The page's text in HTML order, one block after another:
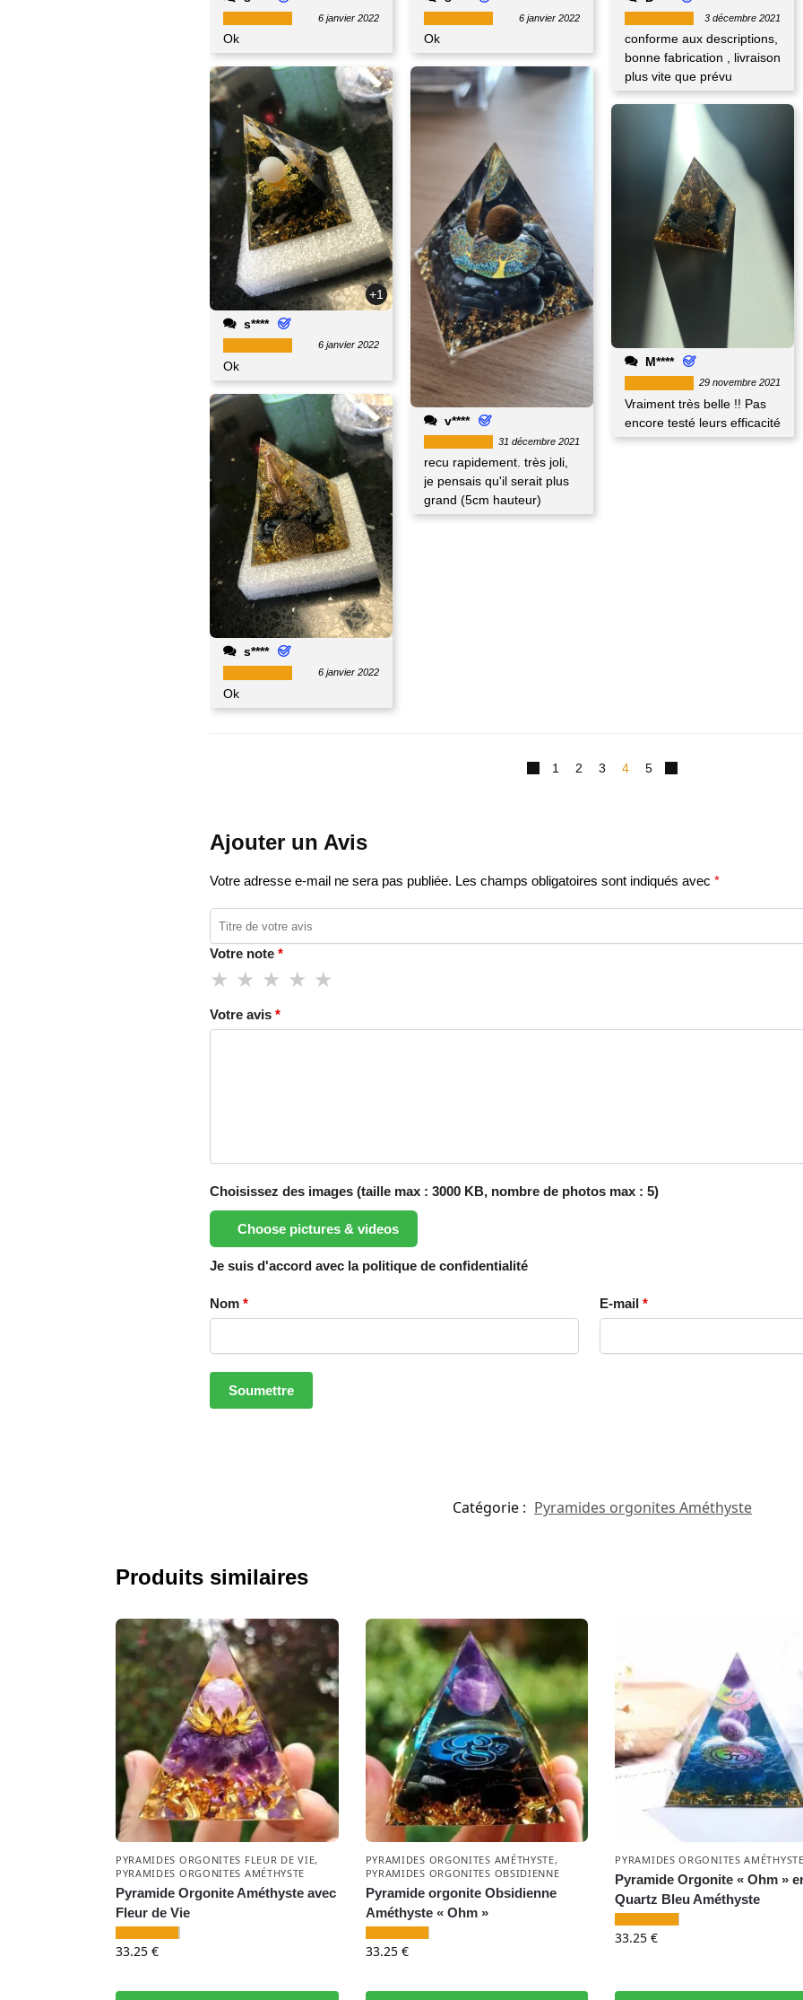
6 janvier 2022
Ok
+1
s****
6 janvier 2022
Ok
s****
6 janvier 2022
Ok
6 janvier 2022
Ok
v****
31 décembre 2021
recu rapidement. très joli,
je pensais qu'il serait plus
grand (5cm hauteur)
3 décembre 2021
conforme aux descriptions,
bonne fabrication , livraison
plus vite que prévu
M****
29 novembre 2021
Vraiment très belle !! Pas
encore testé leurs efficacité
1 2 3 4 5
Ajouter un Avis
Votre adresse e-mail ne sera pas publiée. Les champs obligatoires sont indiqués avec *
Votre note *
Votre avis *
Choisissez des images (taille max : 3000 KB, nombre de photos max : 5)
Choose pictures & videos
Je suis d'accord avec la politique de confidentialité
Nom * E-mail*
Catégorie : Pyramides orgonites Améthyste
Produits similaires
PYRAMIDES ORGONITES FLEUR DE VIE,
PYRAMIDES ORGONITES AMÉTHYSTE
Pyramide Orgonite Améthyste avec
Fleur de Vie
33.25 €
PYRAMIDES ORGONITES AMÉTHYSTE,
PYRAMIDES ORGONITES OBSIDIENNE
Pyramide orgonite Obsidienne
Améthyste « Ohm »
33.25 €
PYRAMIDES ORGONITES
Pyramide Orgonite « Ohm »
Quartz Bleu Améthyste
33.25€